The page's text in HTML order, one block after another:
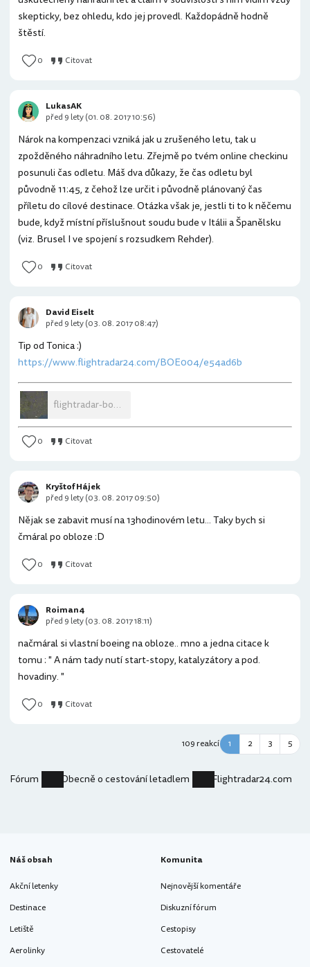
skepticky, bez ohledu, kdo jej provedl. Každopádně hodně
štěstí.
0 Citovat
Nárok na kompenzaci vzniká jak u zrušeného letu, tak u
zpožděného náhradního letu. Zřejmě po tvém online checkinu
posunuli čas odletu. Máš dva důkazy, že čas odletu byl
původně 11:45, z čehož lze určit i původně plánovaný čas
příletu do cílové destinace. Otázka však je, jestli ti to k něčemu
bude, když místní příslušnout soudu bude v Itálii a Španělsku
(viz. Brusel I ve spojení s rozsudkem Rehder).
0 Citovat
LukasAK
před 9 lety (01. 08. 2017 10:56)
Tip od Tonica :)
https://www.flightradar24.com/BOE004/e54ad6b
flightradar-boeing-route.png
0 Citovat
David Eiselt
před 9 lety (03. 08. 2017 08:47)
Nějak se zabavit musí na 13hodinovém letu... Taky bych si
čmáral po obloze :D
0 Citovat
Kryštof Hájek
před 9 lety (03. 08. 2017 09:50)
načmáral si vlastní boeing na obloze.. mno a jedna citace k
tomu : " A nám tady nutí start-stopy, katalyzátory a pod.
hovadiny. "
0 Citovat
Roiman4
před 9 lety (03. 08. 2017 18:11)
109 reakcí 1 2 3 5
Fórum Obecně o cestování letadlem Flightradar24.com
Náš obsah
Akční letenky
Destinace
Letiště
Aerolinky
Komunita
Nejnovější komentáře
Diskuzní fórum
Cestopisy
Cestovatelé